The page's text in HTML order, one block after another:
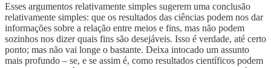
Esses argumentos relativamente simples sugerem uma conclusão
relativamente simples: que os resultados das ciências podem nos dar
informações sobre a relação entre meios e fins, mas não podem
sozinhos nos dizer quais fins são desejáveis. Isso é verdade, até certo
ponto; mas não vai longe o bastante. Deixa intocado um assunto
mais profundo – se, e se assim é, como resultados científicos podem